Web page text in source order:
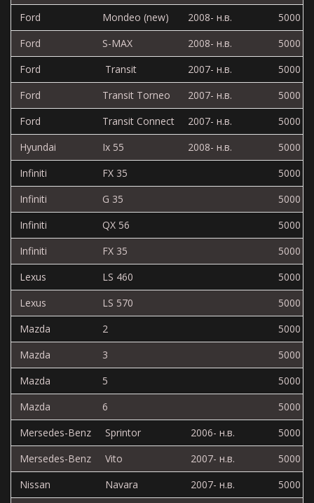
Ford
Mondeo (new) 2008- н.в.
5000
Ford
S-MAX 2008- н.в.
5000
Ford
Transit 2007- н.в.
5000
Ford
Transit Torneo 2007- н.в.
5000
Ford
Transit Connect 2007- н.в.
5000
Hyundai
Ix 55 2008- н.в.
5000
Infiniti
FX 35
5000
Infiniti
G 35
5000
Infiniti
QX 56
5000
Infiniti
FX 35
5000
Lexus
LS 460
5000
Lexus
LS 570
5000
Mazda
2
5000
Mazda
3
5000
Mazda
5
5000
Mazda
6
5000
Mersedes-Benz
Sprintor 2006- н.в.
5000
Mersedes-Benz
Vito 2007- н.в.
5000
Nissan
Navara 2007- н.в.
5000